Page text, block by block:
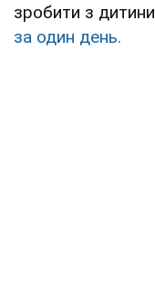
зробити з дитини
за один день.